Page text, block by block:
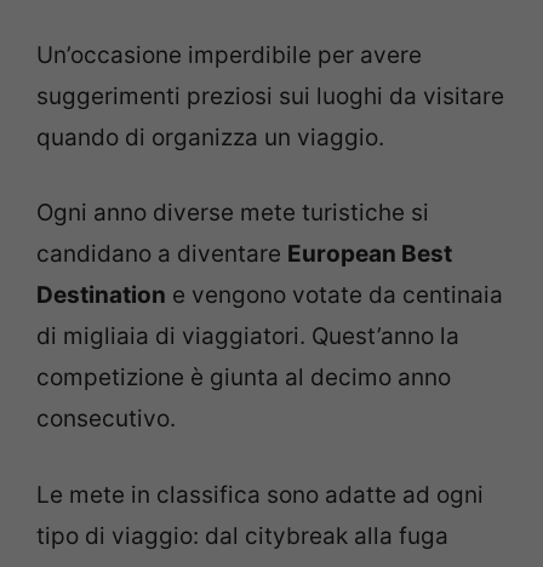
Un’occasione imperdibile per avere
suggerimenti preziosi sui luoghi da visitare
quando di organizza un viaggio.
Ogni anno diverse mete turistiche si
candidano a diventare European Best
Destination e vengono votate da centinaia
di migliaia di viaggiatori. Quest’anno la
competizione è giunta al decimo anno
consecutivo.
Le mete in classifica sono adatte ad ogni
tipo di viaggio: dal citybreak alla fuga